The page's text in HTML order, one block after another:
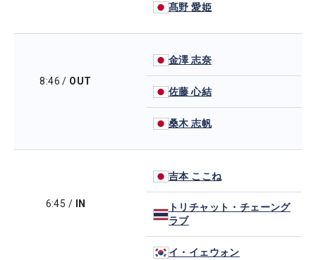
髙野 愛姫
8:46 / OUT
金澤 志奈
佐藤 心結
桑木 志帆
6:45 / IN
吉本 ここね
トリチャット・チェーング
ラブ
イ・イェウォン